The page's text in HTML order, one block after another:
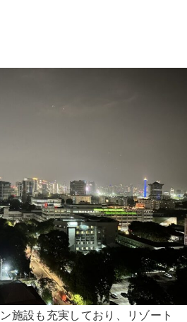
施設も充実しており、リゾート